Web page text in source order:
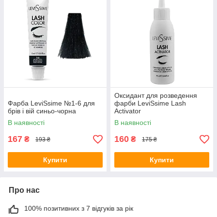
Фарба LeviSsime №1-6 для
брів і вій синьо-чорна
В наявності
167 ₴ 193 ₴
Купити
Оксидант для розведення
фарби LeviSsime Lash
Activator
В наявності
160 ₴ 175 ₴
Купити
Про нас
100% позитивних з 7 відгуків за рік